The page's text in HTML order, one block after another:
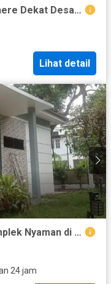
Disewakan Rumah 2 Lantai di Cinere Dekat Desari Layout Luas Siap Huni
Lihat detail
Rumah Hook 1 Lantai Dalam Komplek Nyaman di Cinere
24 jam